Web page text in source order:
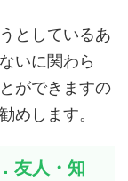
としているあ
いに関わら
ができますの
めします。
友人・知